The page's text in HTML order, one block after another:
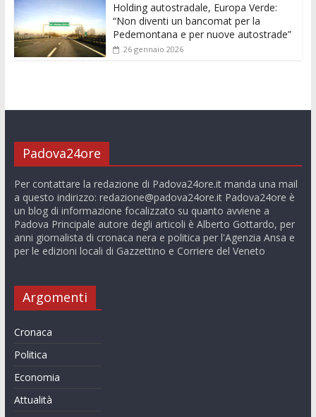
Holding autostradale, Europa Verde:
“Non diventi un bancomat per la
Pedemontana e per nuove autostrade”
26 gennaio 2026
Padova24ore
Per contattare la redazione di Padova24ore.it manda una mail
a questo indirizzo: redazione@padova24ore.itPadova24ore è
un blog di informazione focalizzato su quanto avviene a
Padova Principale autore degli articoli è Alberto Gottardo, per
anni giornalista di cronaca nera e politica per l'Agenzia Ansa e
per le edizioni locali di Gazzettino e Corriere del Veneto
Argomenti
Cronaca
Politica
Economia
Attualità